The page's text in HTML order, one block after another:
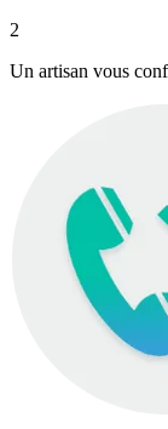
2
Un artisan vous